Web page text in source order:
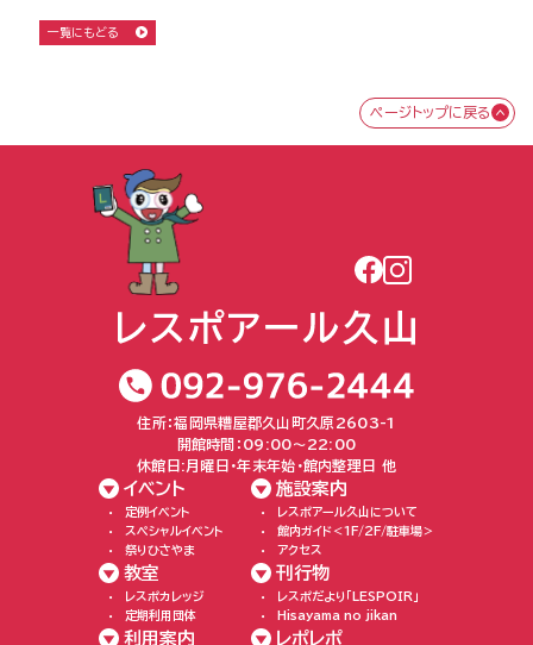
一覧にもどる
ページトップに戻る
住所：福岡県糟屋郡久山町久原2603-1
開館時間：09:00〜22:00
休館日:月曜日・年末年始・館内整理日 他
イベント
定例イベント
スペシャルイベント
祭りひさやま
教室
レスポカレッジ
定期利用団体
利用案内
施設案内
レスポアール久山について
館内ガイド＜1F/2F/駐車場＞
アクセス
刊行物
レスポだより「LESPOIR」
Hisayama no jikan
レポレポ